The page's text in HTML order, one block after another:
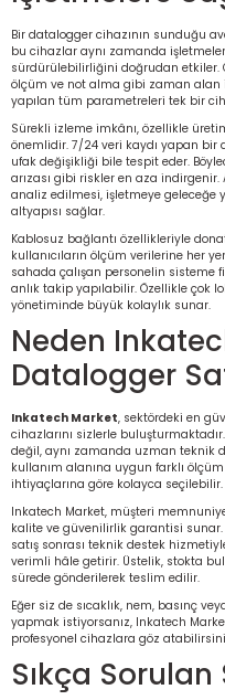
Bir datalogger cihazının sunduğu
bu cihazlar aynı zamanda
sürdürülebilirliğini doğrudan etkiler.
ölçüm ve not alma gibi zaman alan
yapılan tüm parametreleri tek bir
Sürekli izleme imkânı, özellikle
önemlidir. 7/24 veri kaydı yapan bir
ufak değişikliği bile tespit eder.
arızası gibi riskler en aza indirgenir.
analiz edilmesi, işletmeye geleceğe
altyapısı sağlar.
Kablosuz bağlantı özellikleriyle
kullanıcıların ölçüm verilerine her
sahada çalışan personelin sisteme
anlık takip yapılabilir. Özellikle çok
yönetiminde büyük kolaylık sunar.
Neden
Datalogger
Inkatech Market, sektördeki en
cihazlarını sizlerle
değil, aynı zamanda uzman teknik
kullanım alanına uygun farklı
ihtiyaçlarına göre kolayca seçilebilir.
Inkatech Market, müşteri
kalite ve güvenilirlik garantisi sunar.
satış sonrası teknik destek
verimli hâle getirir. Üstelik, stokta
sürede gönderilerek teslim edilir.
Eğer siz de sıcaklık, nem, basınç
yapmak istiyorsanız, Inkatech
profesyonel cihazlara göz
Sıkça